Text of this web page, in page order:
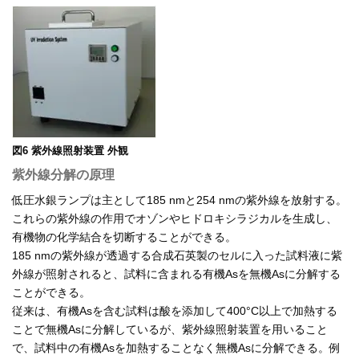
図6 紫外線照射装置 外観
紫外線分解の原理
低圧水銀ランプは主として185 nmと254 nmの紫外線を放射する。
これらの紫外線の作用でオゾンやヒドロキシラジカルを生成し、
有機物の化学結合を切断することができる。
185 nmの紫外線が透過する合成石英製のセルに入った試料液に紫
外線が照射されると、試料に含まれる有機Asを無機Asに分解する
ことができる。
従来は、有機Asを含む試料は酸を添加して400°C以上で加熱する
ことで無機Asに分解しているが、紫外線照射装置を用いること
で、試料中の有機Asを加熱することなく無機Asに分解できる。例